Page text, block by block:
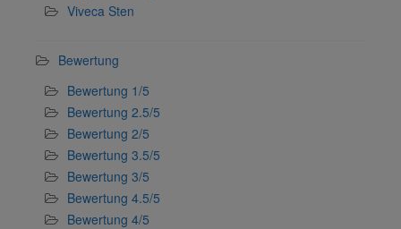
Viveca Sten
Bewertung
Bewertung 1/5
Bewertung 2.5/5
Bewertung 2/5
Bewertung 3.5/5
Bewertung 3/5
Bewertung 4.5/5
Bewertung 4/5